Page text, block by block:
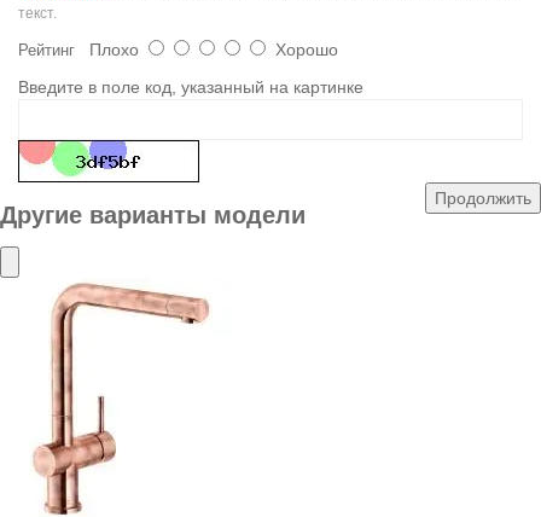
текст.
Рейтинг Плохо
Хорошо
Введите в поле код, указанный на картинке
Продолжить
Другие варианты модели